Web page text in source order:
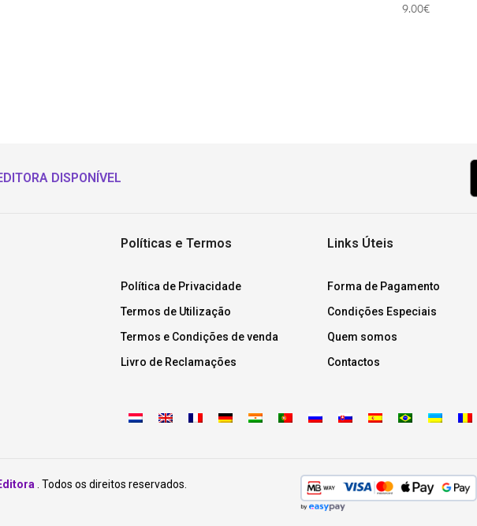
9.00€
DISPONÍVEL
Políticas e Termos
Política de Privacidade
Termos de Utilização
Termos e Condições de venda
Livro de Reclamações
Links Úteis
Forma de Pagamento
Condições Especiais
Quem somos
Contactos
. Todos os direitos reservados.